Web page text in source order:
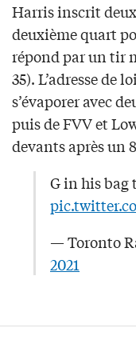
Harris inscrit
deuxième quart
répond par un tir
35). L’adresse de
s’évaporer avec
puis de FVV et
devants après un
G in his
— Toronto
2021